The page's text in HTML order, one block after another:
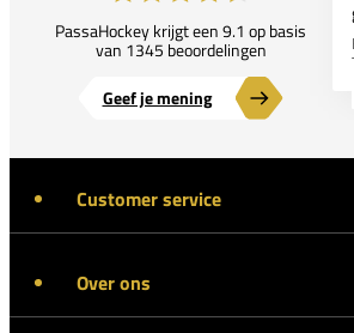
PassaHockey krijgt een 9.1 op basis
van 1345 beoordelingen
Geef je mening
Customer service
Over ons